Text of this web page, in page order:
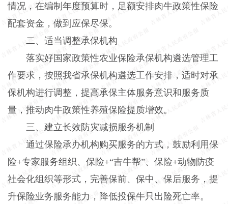
情况，在编制年度预算时，足额安排肉牛政策性保险
配套资金，做到应保尽保。
二、适当调整承保机构
落实好国家政策性农业保险承保机构遴选管理工
作要求，按照我省承保机构遴选工作安排，适时对承
保机构进行调整，提高承保主体服务意识和服务质
量，推动肉牛政策性养殖保险提质增效。
三、建立长效防灾减损服务机制
通过保险承办机构购买服务的方式，鼓励利用保
险+专家服务组织、保险+“吉牛帮”、保险+动物防疫
社会化组织等形式，完善保前、保中、保后服务，提
升保险业务服务能力，降低投保牛只出险死亡率。